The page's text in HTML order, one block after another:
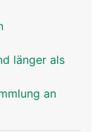
länger als
an